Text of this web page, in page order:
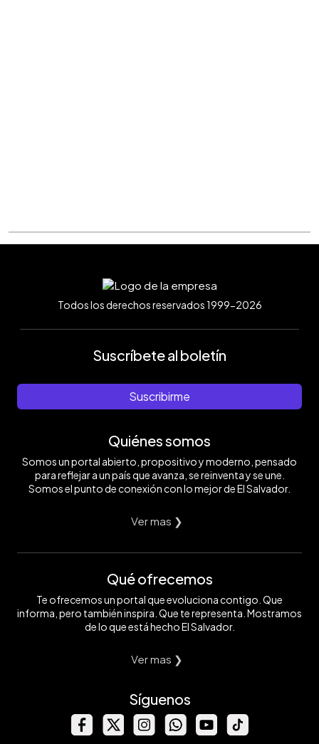
Todos los derechos reservados 1999-2026
Suscríbete al boletín
Suscribirme
Quiénes somos
Somos un portal abierto, propositivo y moderno, pensado
para reflejar a un país que avanza, se reinventa y se une.
Somos el punto de conexión con lo mejor de El Salvador.
Ver mas ❯
Qué ofrecemos
Te ofrecemos un portal que evoluciona contigo. Que
informa, pero también inspira. Que te representa. Mostramos
de lo que está hecho El Salvador.
Ver mas ❯
Síguenos